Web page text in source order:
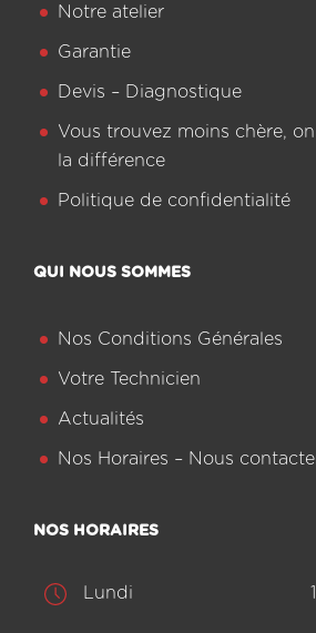
Notre atelier
Garantie
Devis – Diagnostique
Vous trouvez moins chère,
la différence
Politique de confidentialité
QUI NOUS SOMMES
Nos Conditions Générales
Votre Technicien
Actualités
Nos Horaires – Nous
NOS HORAIRES
Lundi